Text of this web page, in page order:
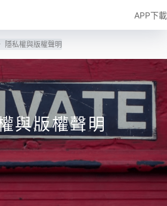
APP下載
隱私權與版權聲明
與版權聲明